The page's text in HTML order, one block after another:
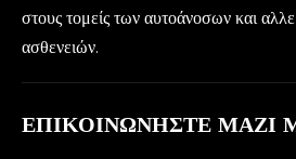
στους τομείς των αυτοάνοσων και
ασθενειών.
ΕΠΙΚΟΙΝΩΝΗΣΤΕ ΜΑΖΙ